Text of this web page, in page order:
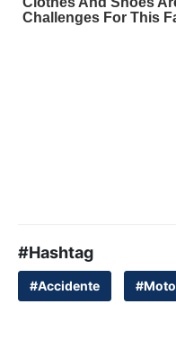
#Hashtag
#Accidente #Moto